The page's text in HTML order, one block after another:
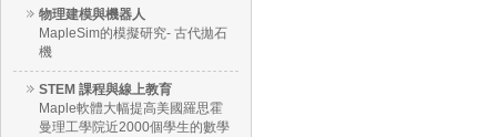
物理建模與機器人
MapleSim的模擬研究- 古代拋石
機
STEM 課程與線上教育
Maple軟體大幅提高美國羅思霍
曼理工學院近2000個學生的數學